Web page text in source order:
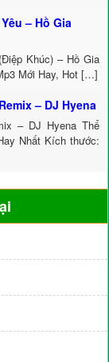
– Hồ Gia
Khúc) – Hồ Gia
Mới Hay, Hot […]
– DJ Hyena
– DJ Hyena Thể
Nhất Kích thước: